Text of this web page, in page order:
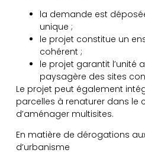
la demande est
unique ;
le projet constitue un
cohérent ;
le projet garantit l’unité
paysagère des sites
Le projet peut également
parcelles à renaturer dans le
d’aménager multisites.
En matière de dérogations
d’urbanisme